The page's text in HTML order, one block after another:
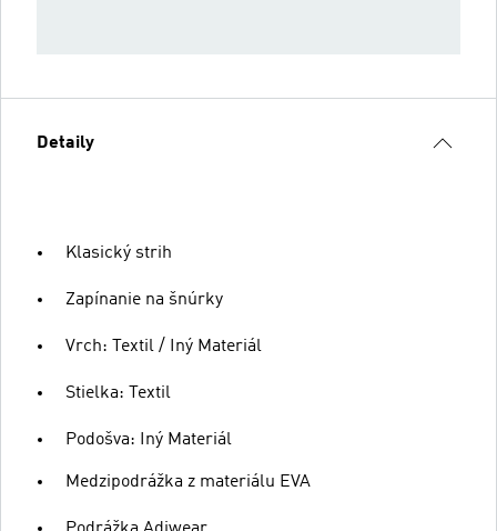
Detaily
Klasický strih
Zapínanie na šnúrky
Vrch: Textil / Iný Materiál
Stielka: Textil
Podošva: Iný Materiál
Medzipodrážka z materiálu EVA